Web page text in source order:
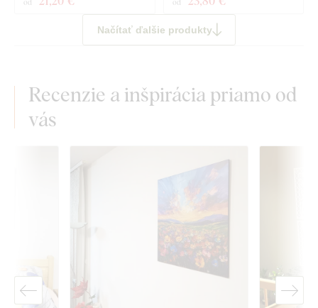
Načítať ďalšie produkty
Recenzie a inšpirácia priamo od
vás